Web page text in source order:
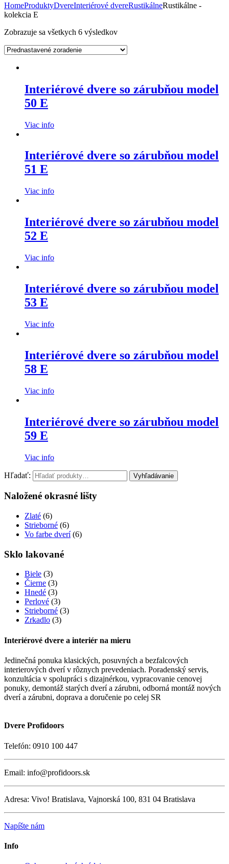
HomeProduktyDvereInteriérové dvereRustikálneRustikálne -
kolekcia E
Zobrazuje sa všetkych 6 výsledkov
Interiérové dvere so zárubňou model
50 E
Viac info
Interiérové dvere so zárubňou model
51 E
Viac info
Interiérové dvere so zárubňou model
52 E
Viac info
Interiérové dvere so zárubňou model
53 E
Viac info
Interiérové dvere so zárubňou model
58 E
Viac info
Interiérové dvere so zárubňou model
59 E
Viac info
Hľadať: Vyhľadávanie
Naložené okrasné lišty
Zlaté (6)
Strieborné (6)
Vo farbe dverí (6)
Sklo lakované
Biele (3)
Čierne (3)
Hnedé (3)
Perlové (3)
Strieborné (3)
Zrkadlo (3)
Interiérové dvere a interiér na mieru
Jedinečná ponuka klasických, posuvných a bezfalcových
interierových dverí v rôznych prevedeniach. Poradenský servis,
konzultácia v spolupráci s dizajnérkou, vypracovanie cenovej
ponuky, demontáž starých dverí a zárubni, odborná montáž nových
dverí a zárubni, doprava a doručenie po celej SR
Dvere Profidoors
Telefón: 0910 100 447
Email: info@profidoors.sk
Adresa: Vivo! Bratislava, Vajnorská 100, 831 04 Bratislava
Napíšte nám
Info